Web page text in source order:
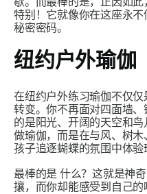
特别！它就像你在这座永
秘密密码。
纽约户外瑜伽
在纽约户外练习瑜伽不仅
转变。你不再面对四面墙
的是阳光、开阔的天空和
做瑜伽，而是在与风、树
孩子追逐蝴蝶的氛围中体验
最棒的是 什么？这就是神
攘，而你却能感受到自己的